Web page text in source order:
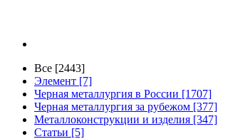
Все [2443]
Элемент [7]
Черная металлургия в России [1707]
Черная металлургия за рубежом [377]
Металлоконструкции и изделия [347]
Статьи [5]